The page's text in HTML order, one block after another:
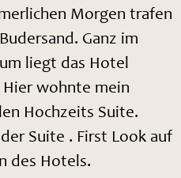
Morgen trafen
Ganz im
liegt das Hotel
wohnte mein
Hochzeits Suite.
Suite . First Look auf
des Hotels.